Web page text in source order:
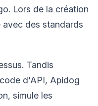
Lors de la création
des standards
Tandis
d'API, Apidog
simule les